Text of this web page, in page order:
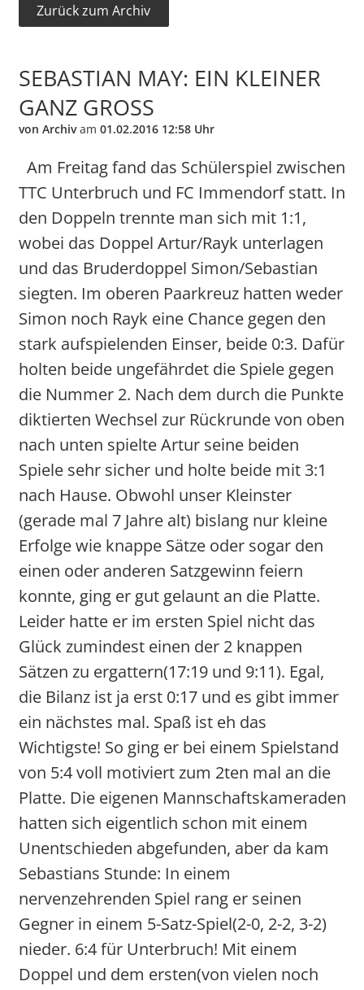
Zurück zum Archiv
SEBASTIAN MAY: EIN KLEINER
GANZ GROSS
von Archivam 01.02.2016 12:58 Uhr
Am Freitag fand das Schülerspiel zwischen
TTC Unterbruch und FC Immendorf statt. In
den Doppeln trennte man sich mit 1:1,
wobei das Doppel Artur/Rayk unterlagen
und das Bruderdoppel Simon/Sebastian
siegten. Im oberen Paarkreuz hatten weder
Simon noch Rayk eine Chance gegen den
stark aufspielenden Einser, beide 0:3. Dafür
holten beide ungefährdet die Spiele gegen
die Nummer 2. Nach dem durch die Punkte
diktierten Wechsel zur Rückrunde von oben
nach unten spielte Artur seine beiden
Spiele sehr sicher und holte beide mit 3:1
nach Hause. Obwohl unser Kleinster
(gerade mal 7 Jahre alt) bislang nur kleine
Erfolge wie knappe Sätze oder sogar den
einen oder anderen Satzgewinn feiern
konnte, ging er gut gelaunt an die Platte.
Leider hatte er im ersten Spiel nicht das
Glück zumindest einen der 2 knappen
Sätzen zu ergattern(17:19 und 9:11). Egal,
die Bilanz ist ja erst 0:17 und es gibt immer
ein nächstes mal. Spaß ist eh das
Wichtigste! So ging er bei einem Spielstand
von 5:4 voll motiviert zum 2ten mal an die
Platte. Die eigenen Mannschaftskameraden
hatten sich eigentlich schon mit einem
Unentschieden abgefunden, aber da kam
Sebastians Stunde: In einem
nervenzehrenden Spiel rang er seinen
Gegner in einem 5-Satz-Spiel(2-0, 2-2, 3-2)
nieder. 6:4 für Unterbruch! Mit einem
Doppel und dem ersten(von vielen noch